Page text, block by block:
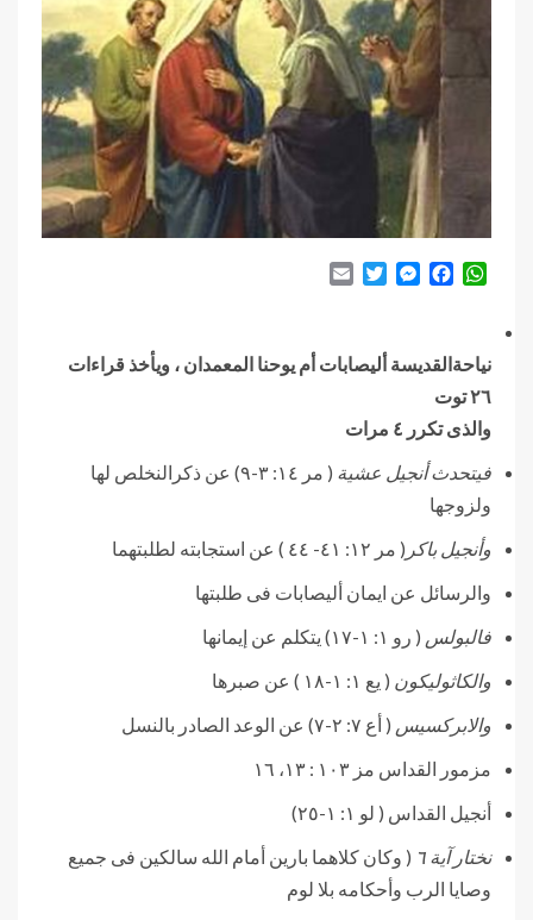
WhatsApp
Facebook
Messenger
Twitter
نياحةالقديسة أليصابات أم يوحنا المعمدان ، ويأخذ قراءات
٢٦ توت
والذى تكرر ٤ مرات
فيتحدث أنجيل عشية
( مر ١٤: ٣-٩) عن ذكرالنخلص لها
ولزوجها
وأنجيل باكر ( مر ١٢: ٤١- ٤٤ ) عن استجابته لطلبتهما
والرسائل عن ايمان أليصابات فى طلبتها
فالبولس ( رو ١: ١-١٧) يتكلم عن إيمانها
والكاثوليكون ( يع ١: ١-١٨ ) عن صبرها
والابركسيس ( أع ٧: ٢-٧) عن الوعد الصادر بالنسل
مزمور القداس مز ١٠٣ : ١٣، ١٦
أنجيل القداس ( لو ١: ١-٢٥)
نختار آية ٦
( وكان كلاهما بارين أمام الله سالكين فى جميع
وصايا الرب وأحكامه بلا لوم